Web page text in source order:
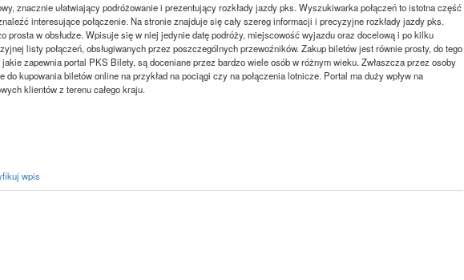
znacznie ułatwiający podróżowanie i prezentujący rozkłady jazdy pks. Wyszukiwarka połączeń to istotna część
interesujące połączenie. Na stronie znajduje się cały szereg informacji i precyzyjne rozkłady jazdy pks.
prosta w obsłudze. Wpisuje się w niej jedynie datę podróży, miejscowość wyjazdu oraz docelową i po kilku
listy połączeń, obsługiwanych przez poszczególnych przewoźników. Zakup biletów jest równie prosty, do tego
zapewnia portal PKS Bilety, są doceniane przez bardzo wiele osób w różnym wieku. Zwłaszcza przez osoby
do kupowania biletów online na przykład na pociągi czy na połączenia lotnicze. Portal ma duży wpływ na
klientów z terenu całego kraju.
wpis